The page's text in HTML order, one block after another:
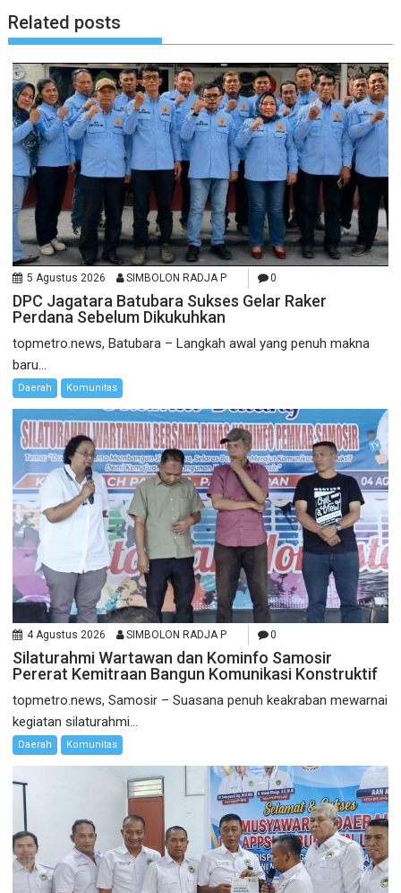
Related posts
5 Agustus 2026 SIMBOLON RADJA P 0
DPC Jagatara Batubara Sukses Gelar Raker
Perdana Sebelum Dikukuhkan
topmetro.news, Batubara – Langkah awal yang penuh makna
baru...
Daerah Komunitas
4 Agustus 2026 SIMBOLON RADJA P 0
Silaturahmi Wartawan dan Kominfo Samosir
Pererat Kemitraan Bangun Komunikasi Konstruktif
topmetro.news, Samosir – Suasana penuh keakraban mewarnai
kegiatan silaturahmi...
Daerah Komunitas